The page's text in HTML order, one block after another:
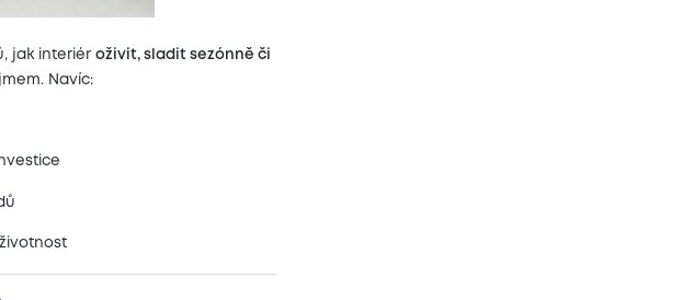
jak interiér oživit, sladit sezónně či
Navíc: